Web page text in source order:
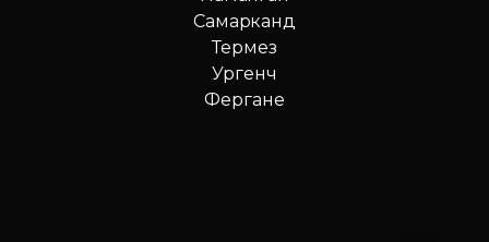
Самарканд
Термез
Ургенч
Фергане